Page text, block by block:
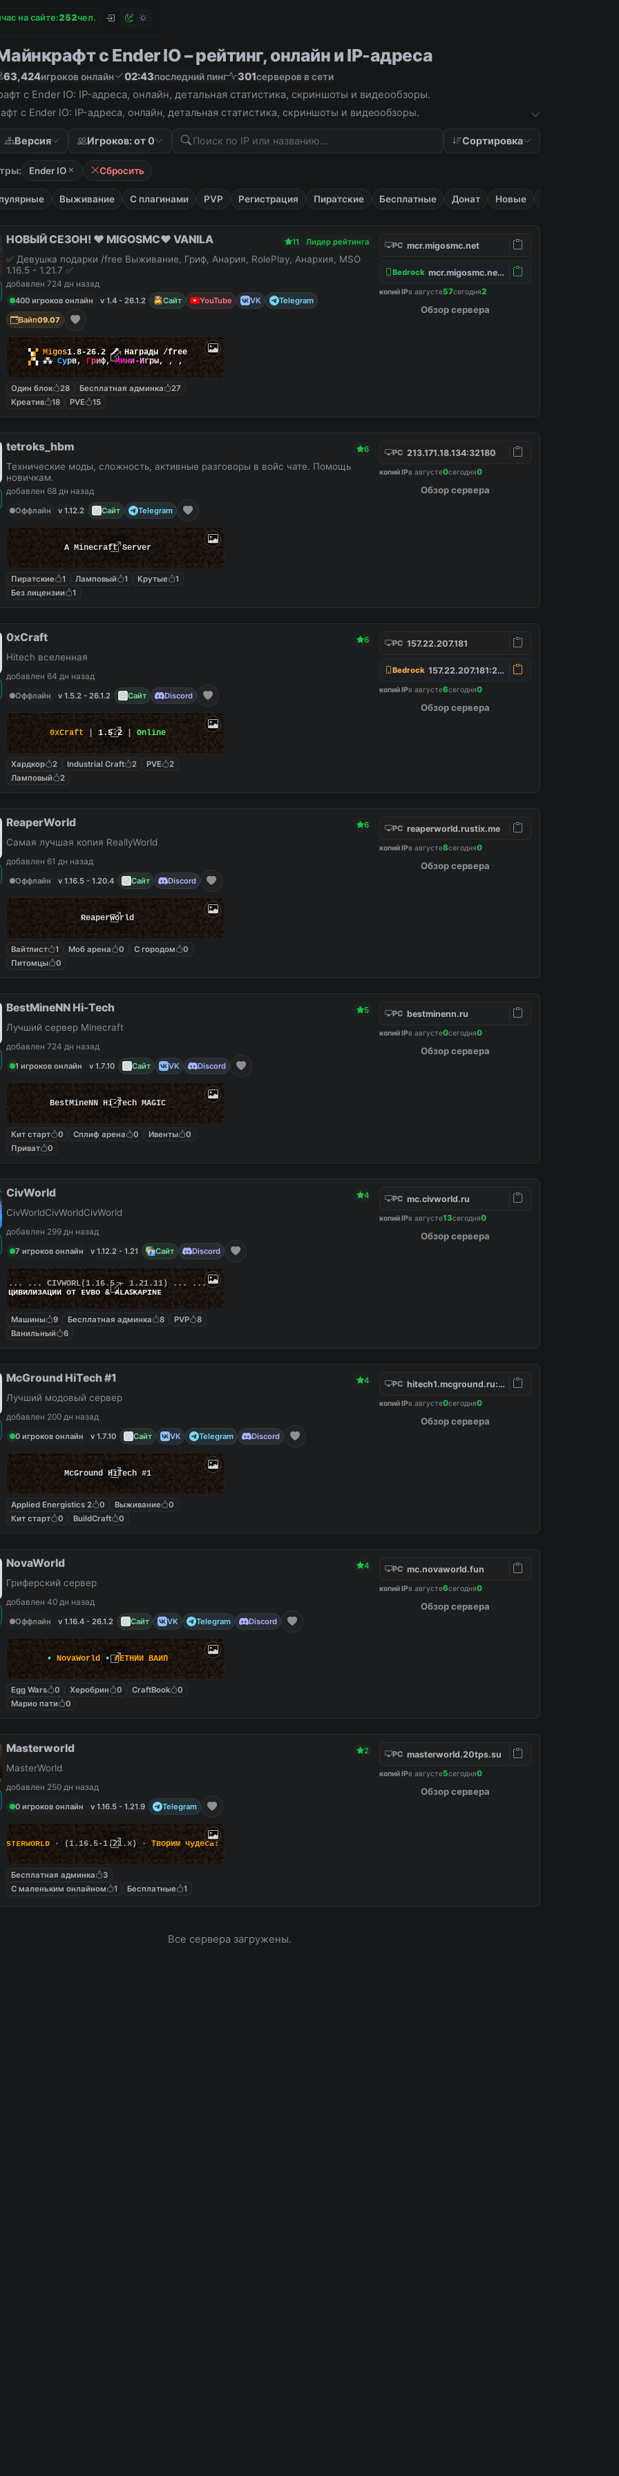
на сайте:252чел.
с Ender IO – рейтинг, онлайн и IP-адреса
63,424игроков онлайн 02:43последний пинг 301серверов в сети
с Ender IO: IP-адреса, онлайн, детальная статистика, скриншоты и видеообзоры.
с Ender IO: IP-адреса, онлайн, детальная статистика, скриншоты и видеообзоры.
Версия Игроков: от 0 Сортировка
Ender IO Сбросить
Выживание С плагинами PVP Регистрация Пиратские Бесплатные Донат Новые
НОВЫЙ СЕЗОН! ❤️ MIGOSMC❤️ VANILA 11 Лидер рейтинга
✅ Девушка подарки /free Выживание, Гриф, Анария, RolePlay, Анархия, MSO
1.16.5 - 1.21.7 ✅
добавлен 724 дн назад
400 игроков онлайн
v 1.4 - 26.1.2 Сайт YouTube VK
Telegram
Вайп09.07
▚▞ Migos1.8-26.2 🗡 Награды /free
▞▚ ⁂ Сурв, Гриф,Мини-Игры, , ,
Один блок 28 Бесплатная админка
27
Креатив
18 PVE 15
PC mcr.migosmc.net
Bedrock mcr.migosmc.net:19132
копий IPв августе57сегодня2
Обзор сервера
tetroks_hbm 6
Технические моды, сложность, активные разговоры в войс чате. Помощь
новичкам.
добавлен 68 дн назад
Оффлайн
v 1.12.2 Сайт Telegram
A Minecraft Server
Пиратские 1 Ламповый 1 Крутые
1
Без лицензии
1
PC 213.171.18.134:32180
копий IPв августе0сегодня0
Обзор сервера
0xCraft 6
Hitech вселенная
добавлен 64 дн назад
Оффлайн
v 1.5.2 - 26.1.2 Сайт Discord
0xCraft 1.5.2 Online
Хардкор 2 Industrial Craft 2 PVE
2
Ламповый
2
PC 157.22.207.181
Bedrock 157.22.207.181:25565
копий IPв августе6сегодня0
Обзор сервера
ReaperWorld 6
Самая лучшая копия ReallyWorld
добавлен 61 дн назад
Оффлайн
v 1.16.5 - 1.20.4 Сайт Discord
ReaperWorld
Вайтлист 1 Моб арена 0 С городом
0
Питомцы
0
PC reaperworld.rustix.me
копий IPв августе8сегодня0
Обзор сервера
BestMineNN Hi-Tech 5
Лучший сервер Minecraft
добавлен 724 дн назад
1 игроков онлайн
v 1.7.10 Сайт VK Discord
BestMineNN Hi-Tech MAGIC
Кит старт 0 Сплиф арена 0 Ивенты
0
Приват
0
PC bestminenn.ru
копий IPв августе0сегодня0
Обзор сервера
CivWorld 4
CivWorldCivWorldCivWorld
добавлен 299 дн назад
7 игроков онлайн
v 1.12.2 - 1.21 Сайт Discord
... ... CIVWORL(1.16.5 - 1.21.11) ... ...
циʙилизᴀции от ᴇᴠʙᴏ & ᴀʟᴀꜱᴋᴀᴘɪɴᴇ
Машины 9 Бесплатная админка 8 PVP
8
Ванильный
6
PC mc.civworld.ru
копий IPв августе13сегодня0
Обзор сервера
McGround HiTech #1 4
Лучший модовый сервер
добавлен 200 дн назад
0 игроков онлайн
v 1.7.10 Сайт VK Telegram Discord
McGround HiTech #1
Applied Energistics 2 0 Выживание
0
Кит старт
0 BuildCraft 0
PC hitech1.mcground.ru:25585
копий IPв августе0сегодня0
Обзор сервера
NovaWorld 4
Гриферский сервер
добавлен 40 дн назад
Оффлайн
v 1.16.4 - 26.1.2 Сайт VK Telegram Discord
• NovaWorld •ЛЕТНИЙ ВАЙП
Egg Wars 0 Херобрин 0 CraftBook
0
Марио пати
0
PC mc.novaworld.fun
копий IPв августе6сегодня0
Обзор сервера
Masterworld 2
MasterWorld
добавлен 250 дн назад
0 игроков онлайн
v 1.16.5 - 1.21.9 Telegram
▪ (1.16.5-1.21.x) ▪ Творим чудеса!
Бесплатная админка
3
С маленьким онлайном
1 Бесплатные
1
PC masterworld.20tps.su
копий IPв августе5сегодня0
Обзор сервера
Все сервера загружены.